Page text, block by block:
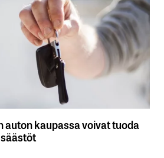
auton kaupassa voivat tuoda